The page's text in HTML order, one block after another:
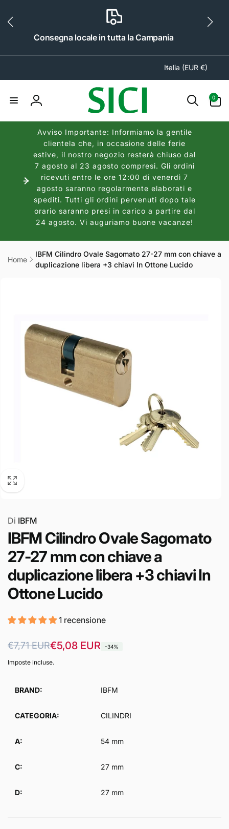
contenuti
Consegna locale in tutta la Campania
A
e
a
g
e
o
g
r
a
f
Italia (EUR €)
Accedi
0
articoli
Avviso Importante: Informiamo la gentile
clientela che, in occasione delle ferie
estive, il nostro negozio resterà chiuso dal
7 agosto al 23 agosto compresi. Gli ordini
ricevuti entro le ore 12:00 di venerdì 7
agosto saranno regolarmente elaborati e
spediti. Tutti gli ordini pervenuti dopo tale
orario saranno presi in carico a partire dal
24 agosto. Vi auguriamo buone vacanze!
Home
IBFM Cilindro Ovale Sagomato 27-27 mm con chiave a
duplicazione libera +3 chiavi In Ottone Lucido
Di IBFM
IBFM Cilindro Ovale Sagomato
27-27 mm con chiave a
duplicazione libera +3 chiavi In
Ottone Lucido
1 recensione
Prezzo
di
€7,71 EUR
Prezzo
scontato
€5,08 EUR -34%
Imposte incluse.
BRAND: IBFM
CATEGORIA: CILINDRI
A: 54 mm
C: 27 mm
D: 27 mm